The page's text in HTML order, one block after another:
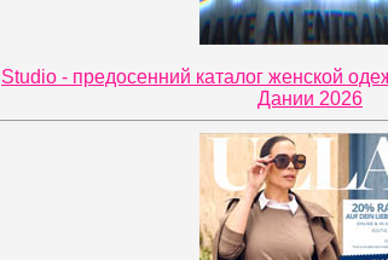
Studio - предосенний каталог женской
Дании 2026